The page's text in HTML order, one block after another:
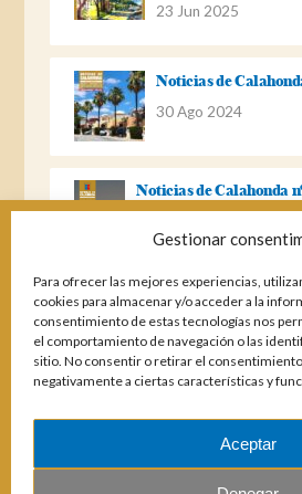
Gestionar
Para ofrecer las mejores experiencias,
cookies para almacenar y/o acceder a la
consentimiento de estas tecnologías nos
el comportamiento de navegación o las
sitio. No consentir o retirar el
negativamente a ciertas características y
Aceptar
23 Jun 2025
Noticias de
30 Ago 2024
Noticias de Calahonda
Noticias de Calahonda
04 Ene 2023